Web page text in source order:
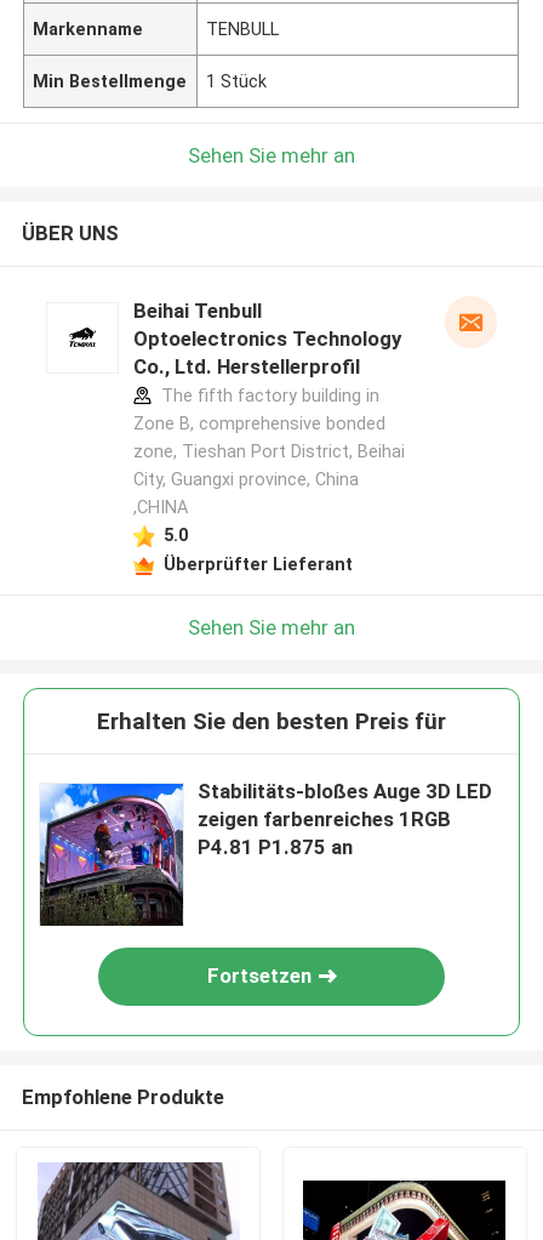
Markenname TENBULL
Min Bestellmenge 1 Stück
Sehen Sie mehr an
ÜBER UNS
Beihai Tenbull
Optoelectronics Technology
Co., Ltd. Herstellerprofil
The fifth factory building in
Zone B, comprehensive bonded
zone, Tieshan Port District, Beihai
City, Guangxi province, China
,CHINA
5.0
Überprüfter Lieferant
Sehen Sie mehr an
Erhalten Sie den besten Preis für
Stabilitäts-bloßes Auge 3D LED
zeigen farbenreiches 1RGB
P4.81 P1.875 an
Fortsetzen
Empfohlene Produkte